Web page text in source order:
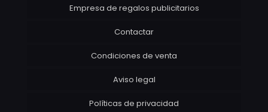
Empresa de regalos publicitarios
Contactar
Condiciones de venta
Aviso legal
Políticas de privacidad